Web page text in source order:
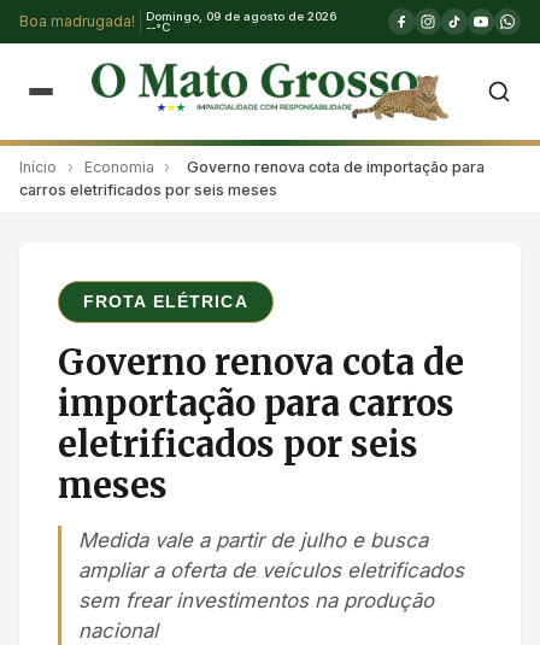
Boa madrugada!
Domingo, 09 de agosto de 2026
--°C
Início › Economia ›
Governo renova cota de importação para
carros eletrificados por seis meses
FROTA ELÉTRICA
Governo renova cota de
importação para carros
eletrificados por seis
meses
Medida vale a partir de julho e busca
ampliar a oferta de veículos eletrificados
sem frear investimentos na produção
nacional